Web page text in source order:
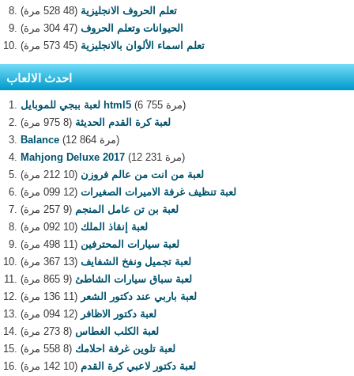
تعلم الحروف الانجليزية (48 528 مرة)
الحيوانات وتعلم الحروف (47 304 مرة)
تعلم اسماء الألوان بالانجليزية (45 573 مرة)
احدث الالعاب
لعبة ببجي للموبايل html5
(6 755 مرة)
لعبة كرة القدم الحديثة (8 975 مرة)
Balance
(12 864 مرة)
Mahjong Deluxe 2017
(12 231 مرة)
لعبة من انت من عالم فروزن (10 212 مرة)
لعبة تنظيف غرفة الاميرات الصغيرات (12 099 مرة)
لعبة بن تن عامل المنجم (9 257 مرة)
لعبة إنقاذ الملك (10 092 مرة)
لعبة سيارات المحترفين (11 498 مرة)
لعبة تجميل ونفخ الشفايف (13 367 مرة)
لعبة سباق سيارات الشاطئ (9 865 مرة)
لعبة باربي عند دكتور الشعر (11 136 مرة)
لعبة دكتور الاظافر (12 094 مرة)
لعبة الكلب الغطاس (8 273 مرة)
لعبة تلوين غرفة احلامك (8 558 مرة)
لعبة دكتور لاعبي كرة القدم (10 142 مرة)